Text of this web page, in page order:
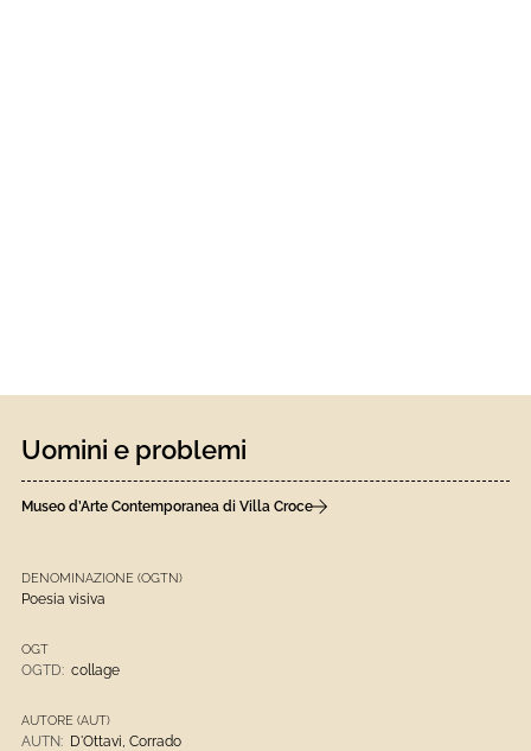
Uomini e problemi
Museo d’Arte Contemporanea di Villa Croce
DENOMINAZIONE (OGTN)
Poesia visiva
OGT
OGTD: collage
AUTORE (AUT)
AUTN: D'Ottavi, Corrado